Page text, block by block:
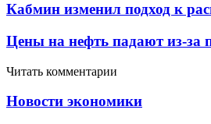
Кабмин изменил подход к
Цены на нефть падают из-за
Читать комментарии
Новости экономики